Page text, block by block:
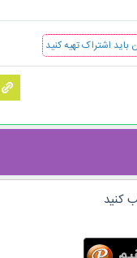
اشتراک تهیه کنید
کنید